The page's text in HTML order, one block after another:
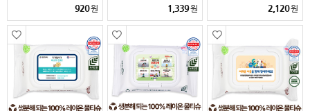
920원 1,339원 2,120원